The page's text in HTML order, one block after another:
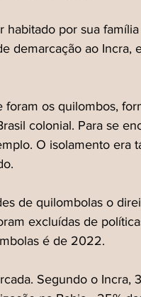
por sua
demarcação ao Incra,
os quilombos,
colonial. Para se
O isolamento era
de quilombolas o
excluídas de
é de 2022.
Segundo o Incra,